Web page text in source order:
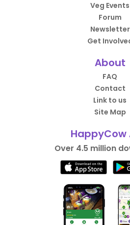
Veg Events
Forum
Newsletter
Get
About
FAQ
Contact
Link to us
Site Map
HappyCow
Over 4.5 million